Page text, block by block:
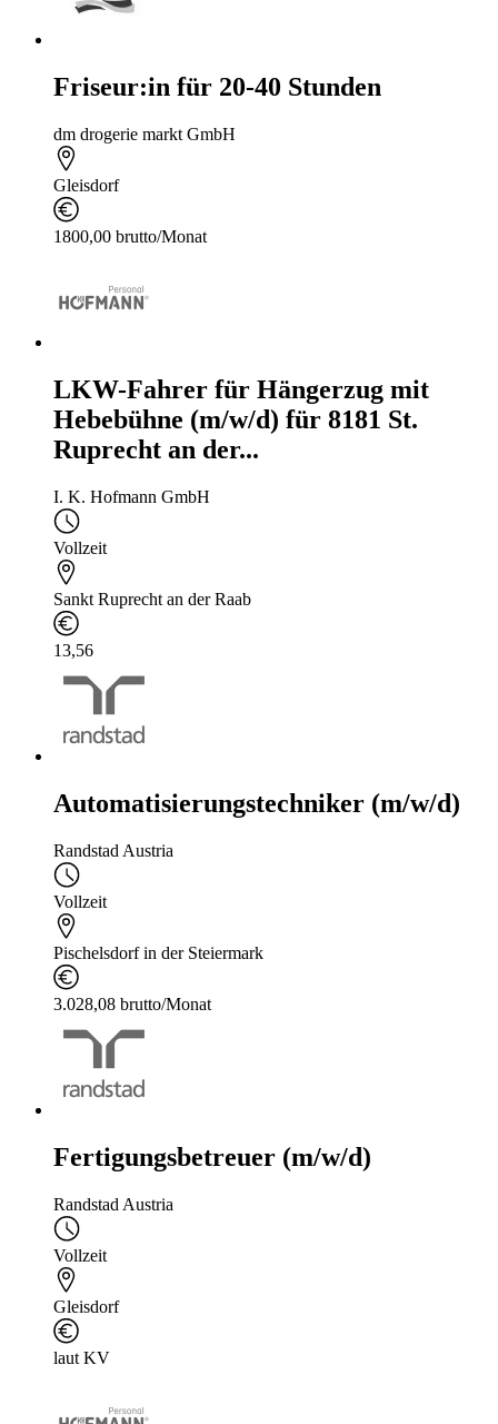
Friseur:in für 20-40 Stunden
dm drogerie markt GmbH
Gleisdorf
1800,00 brutto/Monat
LKW-Fahrer für Hängerzug mit
Hebebühne (m/w/d) für 8181 St.
Ruprecht an der...
I. K. Hofmann GmbH
Vollzeit
Sankt Ruprecht an der Raab
13,56
Automatisierungstechniker (m/w/d)
Randstad Austria
Vollzeit
Pischelsdorf in der Steiermark
3.028,08 brutto/Monat
Fertigungsbetreuer (m/w/d)
Randstad Austria
Vollzeit
Gleisdorf
laut KV